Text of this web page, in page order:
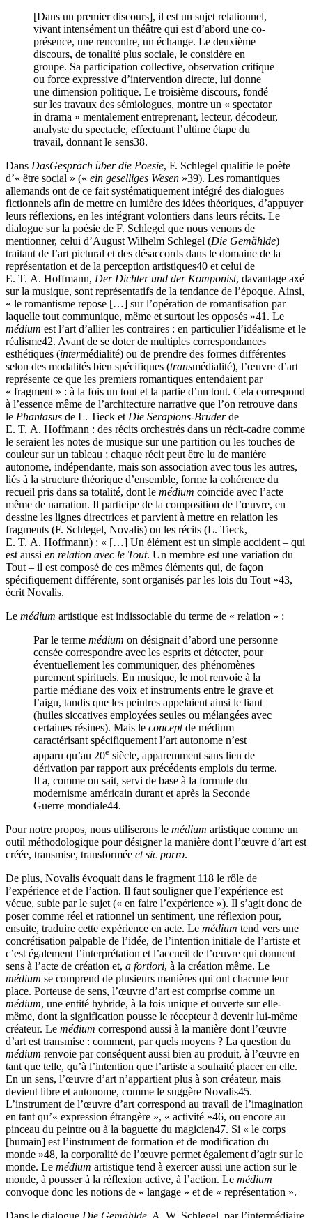
[Dans un premier discours], il est un sujet relationnel,
vivant intensément un théâtre qui est d’abord une co-
présence, une rencontre, un échange. Le deuxième
discours, de tonalité plus sociale, le considère en
groupe. Sa participation collective, observation critique
ou force expressive d’intervention directe, lui donne
une dimension politique. Le troisième discours, fondé
sur les travaux des sémiologues, montre un « spectator
in drama » mentalement entreprenant, lecteur, décodeur,
analyste du spectacle, effectuant l’ultime étape du
travail, donnant le sens38.
Dans DasGespräch über die Poesie, F. Schlegel qualifie le poète
d’« être social » (« ein geselliges Wesen »39). Les romantiques
allemands ont de ce fait systématiquement intégré des dialogues
fictionnels afin de mettre en lumière des idées théoriques, d’appuyer
leurs réflexions, en les intégrant volontiers dans leurs récits. Le
dialogue sur la poésie de F. Schlegel que nous venons de
mentionner, celui d’August Wilhelm Schlegel (Die Gemählde)
traitant de l’art pictural et des désaccords dans le domaine de la
représentation et de la perception artistiques40 et celui de
E. T. A. Hoffmann, Der Dichter und der Komponist, davantage axé
sur la musique, sont représentatifs de la tendance de l’époque. Ainsi,
« le romantisme repose […] sur l’opération de romantisation par
laquelle tout communique, même et surtout les opposés »41 . Le
médium est l’art d’allier les contraires : en particulier l’idéalisme et le
réalisme42. Avant de se doter de multiples correspondances
esthétiques (intermédialité) ou de prendre des formes différentes
selon des modalités bien spécifiques (transmédialité), l’œuvre d’art
représente ce que les premiers romantiques entendaient par
« fragment » : à la fois un tout et la partie d’un tout. Cela correspond
à l’essence même de l’architecture narrative que l’on retrouve dans
le Phantasus de L. Tieck et Die Serapions-Brüderde
E. T. A. Hoffmann : des récits orchestrés dans un récit-cadre comme
le seraient les notes de musique sur une partition ou les touches de
couleur sur un tableau ; chaque récit peut être lu de manière
autonome, indépendante, mais son association avec tous les autres,
liés à la structure théorique d’ensemble, forme la cohérence du
recueil pris dans sa totalité, dont le médium coïncide avec l’acte
même de narration. Il participe de la composition de l’œuvre, en
dessine les lignes directrices et parvient à mettre en relation les
fragments (F. Schlegel, Novalis) ou les récits (L. Tieck,
E. T. A. Hoffmann) : « […] Un élément est un simple accident – qui
est aussi en relation avec le Tout. Un membre est une variation du
Tout – il est composé de ces mêmes éléments qui, de façon
spécifiquement différente, sont organisés par les lois du Tout »43,
écrit Novalis.
Le médium artistique est indissociable du terme de « relation » :
Par le terme médium on désignait d’abord une personne
censée correspondre avec les esprits et détecter, pour
éventuellement les communiquer, des phénomènes
purement spirituels. En musique, le mot renvoie à la
partie médiane des voix et instruments entre le grave et
l’aigu, tandis que les peintres appelaient ainsi le liant
(huiles siccatives employées seules ou mélangées avec
certaines résines). Mais le conceptde médium
caractérisant spécifiquement l’art autonome n’est
apparu qu’au 20e siècle, apparemment sans lien de
dérivation par rapport aux précédents emplois du terme.
Il a, comme on sait, servi de base à la formule du
modernisme américain durant et après la Seconde
Guerre mondiale44.
Pour notre propos, nous utiliserons le médium artistique comme un
outil méthodologique pour désigner la manière dont l’œuvre d’art est
créée, transmise, transformée et sic porro.
De plus, Novalis évoquait dans le fragment 118 le rôle de
l’expérience et de l’action. Il faut souligner que l’expérience est
vécue, subie par le sujet (« en faire l’expérience »). Il s’agit donc de
poser comme réel et rationnel un sentiment, une réflexion pour,
ensuite, traduire cette expérience en acte. Le médium tend vers une
concrétisation palpable de l’idée, de l’intention initiale de l’artiste et
c’est également l’interprétation et l’accueil de l’œuvre qui donnent
sens à l’acte de création et, a fortiori, à la création même. Le
médium se comprend de plusieurs manières qui ont chacune leur
place. Porteuse de sens, l’œuvre d’art est comprise comme un
médium, une entité hybride, à la fois unique et ouverte sur elle-
même, dont la signification pousse le récepteur à devenir lui-même
créateur. Le médium correspond aussi à la manière dont l’œuvre
d’art est transmise : comment, par quels moyens ? La question du
médium renvoie par conséquent aussi bien au produit, à l’œuvre en
tant que telle, qu’à l’intention que l’artiste a souhaité placer en elle.
En un sens, l’œuvre d’art n’appartient plus à son créateur, mais
devient libre et autonome, comme le suggère Novalis45.
L’instrument de l’œuvre d’art correspond au travail de l’imagination
en tant qu’« expression étrangère », « activité »46, ou encore au
pinceau du peintre ou à la baguette du magicien47. Si « le corps
[humain] est l’instrument de formation et de modification du
monde »48, la corporalité de l’œuvre permet également d’agir sur le
monde. Le médium artistique tend à exercer aussi une action sur le
monde, à pousser à la réflexion active, à l’action. Le médium
convoque donc les notions de « langage » et de « représentation ».